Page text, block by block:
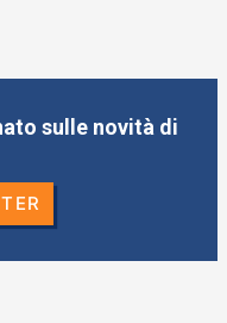
sulle novità di